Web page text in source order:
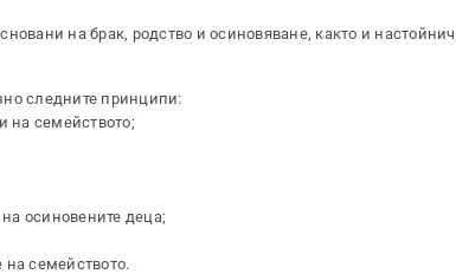
на брак, родство и осиновяване, както и
следните принципи:
на семейството;
осиновените деца;
семейството.